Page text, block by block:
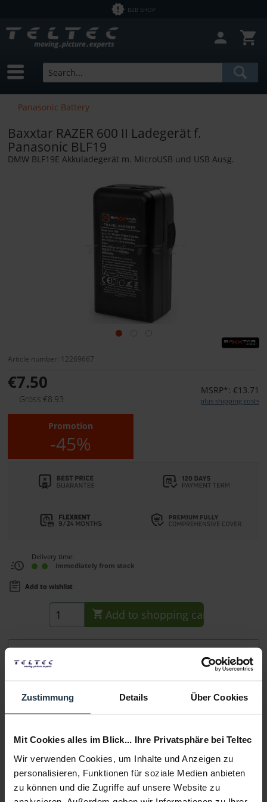
Zustimmung Details Über Cookies
Mit Cookies alles im Blick... Ihre Privatsphäre bei Teltec
Wir verwenden Cookies, um Inhalte und Anzeigen zu
personalisieren, Funktionen für soziale Medien anbieten
zu können und die Zugriffe auf unsere Website zu
B2B SHOP
Panasonic Battery
Baxxtar RAZER 600 II Ladegerät f.
Panasonic BLF19
DMW BLF19E Akkuladegerät m. MicroUSB und USB Ausg.
Article number: 12269667
€7.50
Gross:€8.93
MSRP*: €13.71
plus shipping costs
Promotion
-45%
Delivery time:
immediately from stock
Add to wishlist
Add to shopping cart
5 in 1 Ladegerät für Panasonic BLF19 Akkus Akkuladegerät
Consultation
Manufacturer & Product Safety Information